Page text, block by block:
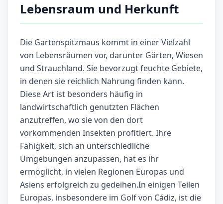
Lebensraum und Herkunft
Die Gartenspitzmaus kommt in einer Vielzahl
von Lebensräumen vor, darunter Gärten, Wiesen
und Strauchland. Sie bevorzugt feuchte Gebiete,
in denen sie reichlich Nahrung finden kann.
Diese Art ist besonders häufig in
landwirtschaftlich genutzten Flächen
anzutreffen, wo sie von den dort
vorkommenden Insekten profitiert. Ihre
Fähigkeit, sich an unterschiedliche
Umgebungen anzupassen, hat es ihr
ermöglicht, in vielen Regionen Europas und
Asiens erfolgreich zu gedeihen.In einigen Teilen
Europas, insbesondere im Golf von Cádiz, ist die